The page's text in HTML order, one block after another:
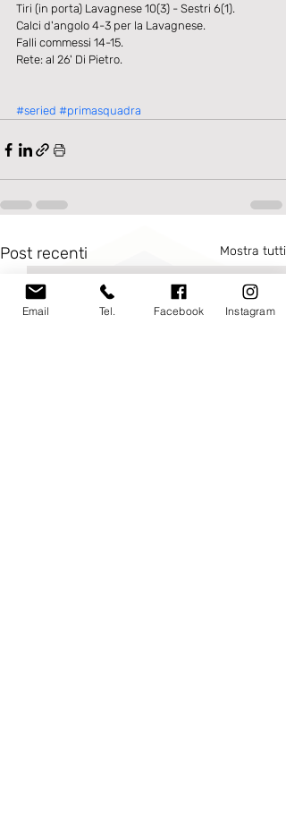
Tiri (in porta) Lavagnese 10(3) - Sestri 6(1).
Calci d'angolo 4-3 per la Lavagnese.
Falli commessi 14-15.
Rete: al 26' Di Pietro.
#seried #primasquadra
Post recenti Mostra tutti
Email Tel. Facebook Instagram